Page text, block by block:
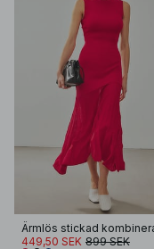
449,50 SEK 899 SEK